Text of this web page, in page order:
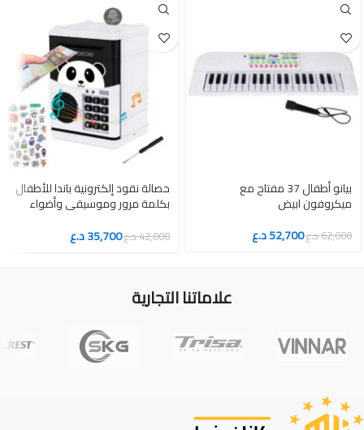
بيانو أطفال 37 مفتاح مع
ميكروفون ابيض
62,000د.ع52,700د.ع
حصالة نقود إلكترونية باندا للأطفال
بكلمة مرور وموسيقى وأضواء
42,000د.ع35,700د.ع
علاماتنا التجارية